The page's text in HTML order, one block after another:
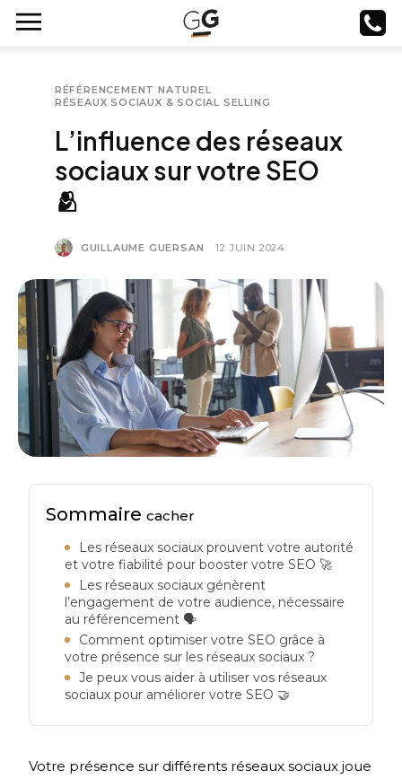
RÉFÉRENCEMENT NATUREL
RÉSEAUX SOCIAUX & SOCIAL SELLING
L’influence des réseaux
sociaux sur votre SEO
🫂
GUILLAUME GUERSAN 12 JUIN 2024
Sommairecacher
Les réseaux sociaux prouvent votre autorité
et votre fiabilité pour booster votre SEO 🚀
Les réseaux sociaux génèrent
l’engagement de votre audience, nécessaire
au référencement 🗣️
Comment optimiser votre SEO grâce à
votre présence sur les réseaux sociaux ?
Je peux vous aider à utiliser vos réseaux
sociaux pour améliorer votre SEO 🤝
Votre présence sur différents réseaux sociaux joue